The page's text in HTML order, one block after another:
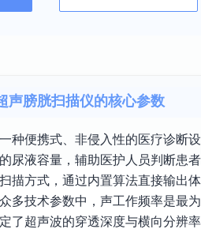
声膀胱扫描仪的核心参数
种便携式、非侵入性的医疗诊断
尿液容量，辅助医护人员判断患
描方式，通过内置算法直接输出
多技术参数中，声工作频率是最
了超声波的穿透深度与横向分辨